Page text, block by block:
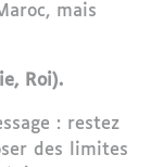
mais
Roi).
: restez
des limites